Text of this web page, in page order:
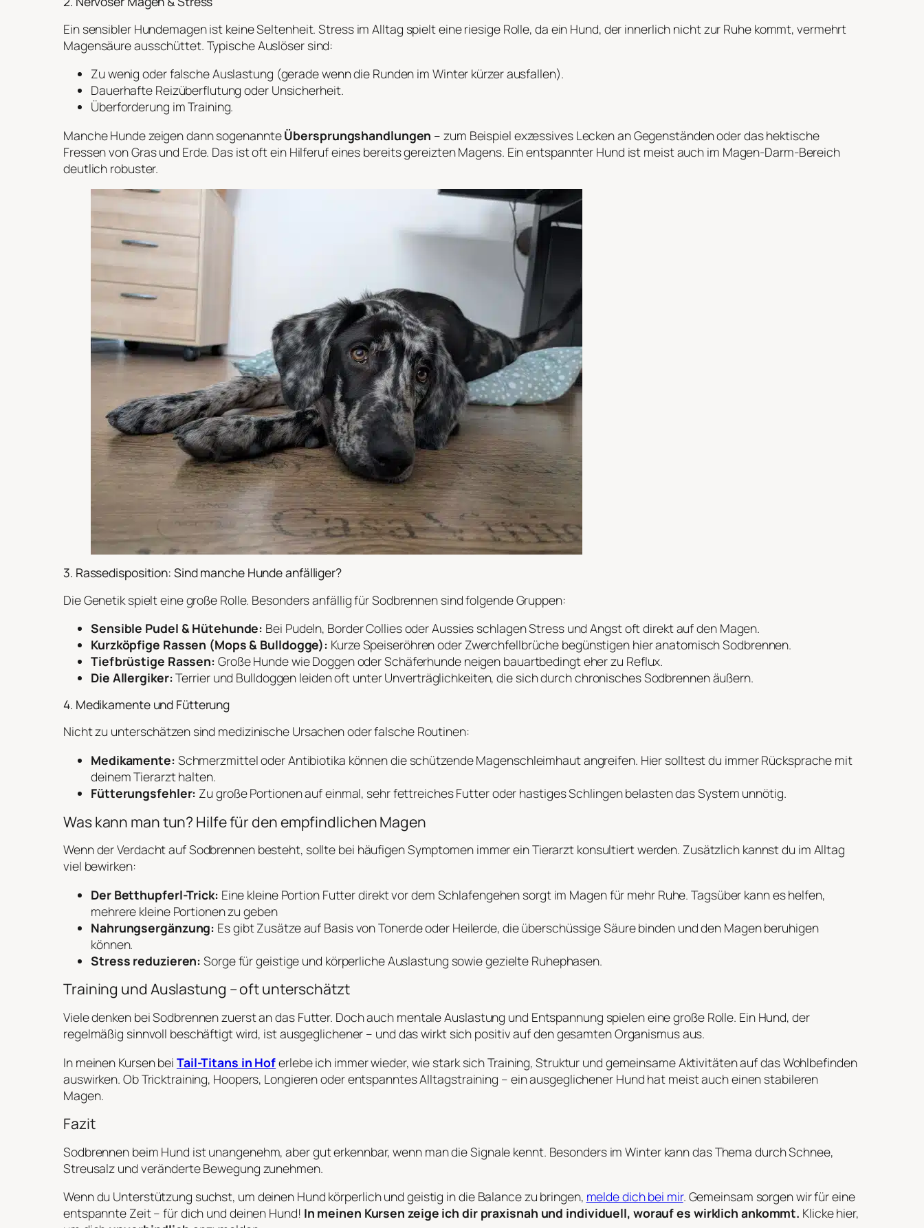
Ein sensibler Hundemagen ist keine Seltenheit. Stress im Alltag spielt eine riesige Rolle, da ein Hund, der innerlich nicht zur Ruhe kommt, vermehrt
Magensäure ausschüttet. Typische Auslöser sind:
Zu wenig oder falsche Auslastung (gerade wenn die Runden im Winter kürzer ausfallen).
Dauerhafte Reizüberflutung oder Unsicherheit.
Überforderung im Training.
Manche Hunde zeigen dann sogenannteÜbersprungshandlungen – zum Beispiel exzessives Lecken an Gegenständen oder das hektische
Fressen von Gras und Erde. Das ist oft ein Hilferuf eines bereits gereizten Magens. Ein entspannter Hund ist meist auch im Magen-Darm-Bereich
deutlich robuster.
3. Rassedisposition: Sind manche Hunde anfälliger?
Die Genetik spielt eine große Rolle. Besonders anfällig für Sodbrennen sind folgende Gruppen:
Sensible Pudel & Hütehunde: Bei Pudeln, Border Collies oder Aussies schlagen Stress und Angst oft direkt auf den Magen.
Kurzköpfige Rassen (Mops & Bulldogge): Kurze Speiseröhren oder Zwerchfellbrüche begünstigen hier anatomisch Sodbrennen.
Tiefbrüstige Rassen: Große Hunde wie Doggen oder Schäferhunde neigen bauartbedingt eher zu Reflux.
Die Allergiker:Terrier und Bulldoggen leiden oft unter Unverträglichkeiten, die sich durch chronisches Sodbrennen äußern.
4. Medikamente und Fütterung
Nicht zu unterschätzen sind medizinische Ursachen oder falsche Routinen:
Medikamente: Schmerzmittel oder Antibiotika können die schützende Magenschleimhaut angreifen. Hier solltest du immer Rücksprache mit
deinem Tierarzt halten.
Fütterungsfehler: Zu große Portionen auf einmal, sehr fettreiches Futter oder hastiges Schlingen belasten das System unnötig.
Was kann man tun? Hilfe für den empfindlichen Magen
Wenn der Verdacht auf Sodbrennen besteht, sollte bei häufigen Symptomen immer ein Tierarzt konsultiert werden. Zusätzlich kannst du im Alltag
viel bewirken:
Der Betthupferl-Trick: Eine kleine Portion Futter direkt vor dem Schlafengehen sorgt im Magen für mehr Ruhe. Tagsüber kann es helfen,
mehrere kleine Portionen zu geben
Nahrungsergänzung: Es gibt Zusätze auf Basis von Tonerde oder Heilerde, die überschüssige Säure binden und den Magen beruhigen
können.
Stress reduzieren: Sorge für geistige und körperliche Auslastung sowie gezielte Ruhephasen.
Training und Auslastung – oft unterschätzt
Viele denken bei Sodbrennen zuerst an das Futter. Doch auch mentale Auslastung und Entspannung spielen eine große Rolle. Ein Hund, der
regelmäßig sinnvoll beschäftigt wird, ist ausgeglichener – und das wirkt sich positiv auf den gesamten Organismus aus.
In meinen Kursen bei Tail-Titans in Hoferlebe ich immer wieder, wie stark sich Training, Struktur und gemeinsame Aktivitäten auf das Wohlbefinden
auswirken. Ob Tricktraining, Hoopers, Longieren oder entspanntes Alltagstraining – ein ausgeglichener Hund hat meist auch einen stabileren
Magen.
Fazit
Sodbrennen beim Hund ist unangenehm, aber gut erkennbar, wenn man die Signale kennt. Besonders im Winter kann das Thema durch Schnee,
Streusalz und veränderte Bewegung zunehmen.
Wenn du Unterstützung suchst, um deinen Hund körperlich und geistig in die Balance zu bringen, melde dich bei mir. Gemeinsam sorgen wir für eine
entspannte Zeit – für dich und deinen Hund! In meinen Kursen zeige ich dir praxisnah und individuell, worauf es wirklich ankommt. Klicke hier,